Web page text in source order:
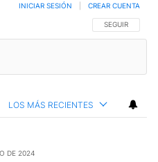
SIGA ESTA
SEGUIR
INICIAR SESIÓN CREAR CUENTA
LOS MÁS RECIENTES
DE 2024